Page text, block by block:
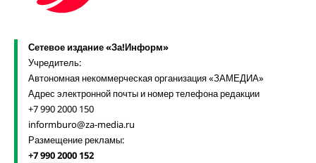
Сетевое издание «За!Информ»
Учредитель:
Автономная некоммерческая организация «ЗАМЕДИА»
Адрес электронной почты и номер телефона редакции
+7 990 2000 150
informburo@za-media.ru
Размещение рекламы:
+7 990 2000 152